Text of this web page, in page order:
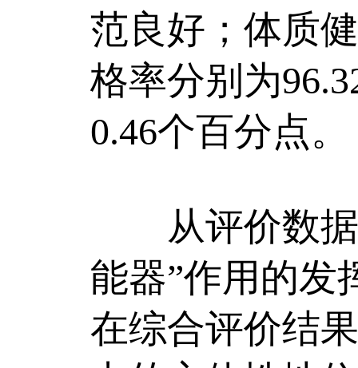
范良好；体质
格率分别为
0.46个百分点。
从评价数据
能器”作用的发
在综合评价结